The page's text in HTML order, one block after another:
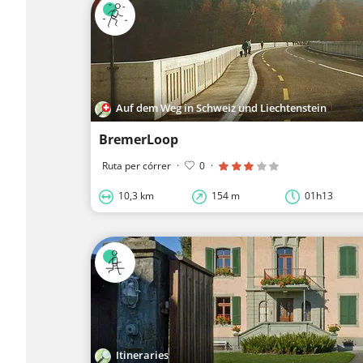
Auf dem Weg in Schweiz und Liechtenstein
BremerLoop
Ruta per córrer · 0 ·
10,3 km 154 m 01h13
Itineraries